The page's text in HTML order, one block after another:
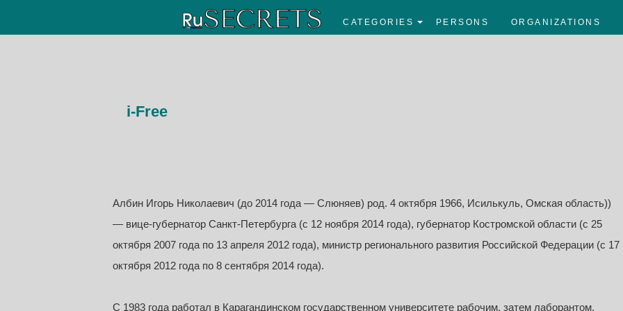
CATEGORIES PERSONS ORGANIZATIONS
i-Free
Албин Игорь Николаевич (до 2014 года — Слюняев) род. 4 октября 1966, Исилькуль, Омская область))
— вице-губернатор Санкт-Петербурга (с 12 ноября 2014 года), губернатор Костромской области (с 25
октября 2007 года по 13 апреля 2012 года), министр регионального развития Российской Федерации (с 17
октября 2012 года по 8 сентября 2014 года).
С 1983 года работал в Карагандинском государственном университете рабочим, затем лаборантом,